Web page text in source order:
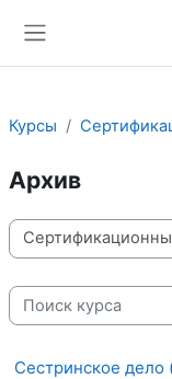
Курсы
Архив
Категории курсов
Поиск курса
Сестринское дело